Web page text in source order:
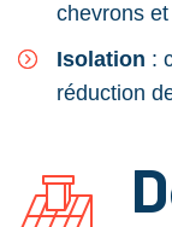
chevrons
Isolation :
réduction